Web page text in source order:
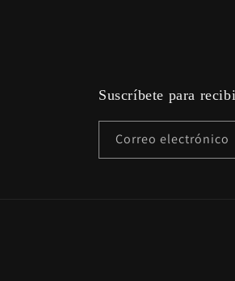
Suscríbete para
Correo electrónico